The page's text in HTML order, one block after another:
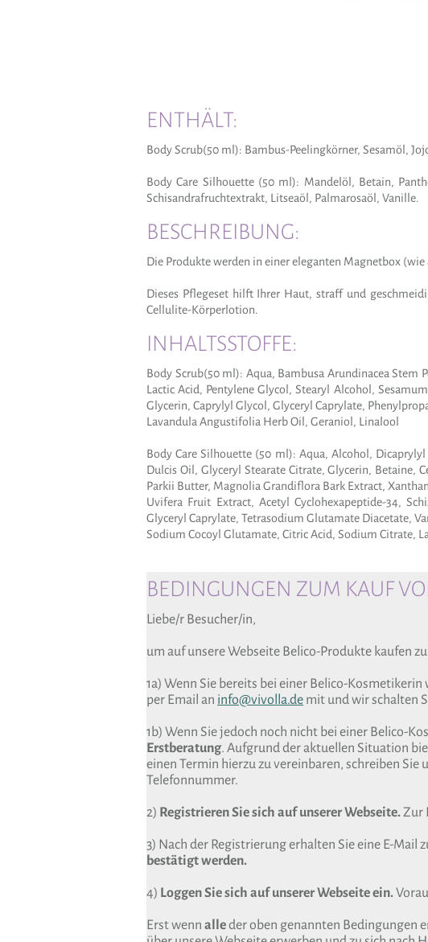
ENTHÄLT:
Body Scrub(50 ml): Bambus-Peelingkörner, Sesamöl,
Body Care Silhouette (50 ml): Mandelöl, Betain,
Schisandrafruchtextrakt, Litseaöl, Palmarosaöl, Vanille.
BESCHREIBUNG:
Die Produkte werden in einer eleganten Magnetbox
Dieses Pflegeset hilft Ihrer Haut, straff und
Cellulite-Körperlotion.
INHALTSSTOFFE:
Body Scrub(50 ml): Aqua, Bambusa Arundinacea Stem
Lactic Acid, Pentylene Glycol, Stearyl Alcohol,
Glycerin, Caprylyl Glycol, Glyceryl Caprylate,
Lavandula Angustifolia Herb Oil, Geraniol, Linalool
Body Care Silhouette (50 ml): Aqua, Alcohol,
Dulcis Oil, Glyceryl Stearate Citrate, Glycerin, Betaine,
Parkii Butter, Magnolia Grandiflora Bark Extract,
Uvifera Fruit Extract, Acetyl Cyclohexapeptide-34,
Glyceryl Caprylate, Tetrasodium Glutamate Diacetate,
Sodium Cocoyl Glutamate, Citric Acid, Sodium Citrate,
BEDINGUNGEN ZUM KAUF
Liebe/r Besucher/in,
um auf unsere Webseite Belico-Produkte kaufen
1a) Wenn Sie bereits bei einer Belico-
per Email an info@vivolla.demit und wir schalten
1b) Wenn Sie jedoch noch nicht bei einer Belico-
Erstberatung. Aufgrund der aktuellen Situation
einen Termin hierzu zu vereinbaren, schreiben Sie
Telefonnummer.
2) Registrieren Sie sich auf unserer Webseite.Zur
3) Nach der Registrierung erhalten Sie eine E-Mail
bestätigt werden.
4) Loggen Sie sich auf unserer Webseite ein.
Erst wennalleder oben genannten Bedingungen